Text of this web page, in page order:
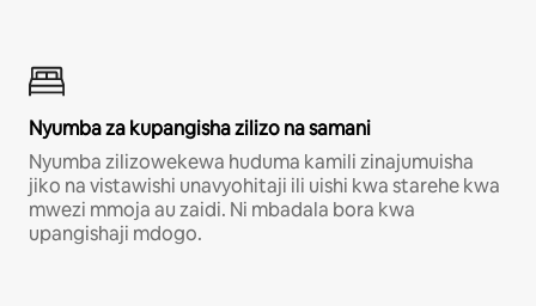
Nyumba za kupangisha zilizo na samani
Nyumba zilizowekewa huduma kamili zinajumuisha
jiko na vistawishi unavyohitaji ili uishi kwa starehe kwa
mwezi mmoja au zaidi. Ni mbadala bora kwa
upangishaji mdogo.